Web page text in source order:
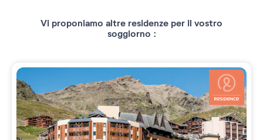
Vi proponiamo altre residenze per il vostro
soggiorno :